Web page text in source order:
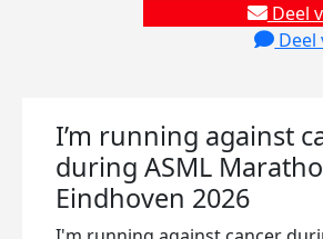
Deel
Deel
I’m running against
during ASML
Eindhoven 2026